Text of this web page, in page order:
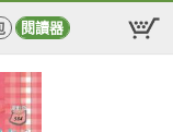
閱讀器